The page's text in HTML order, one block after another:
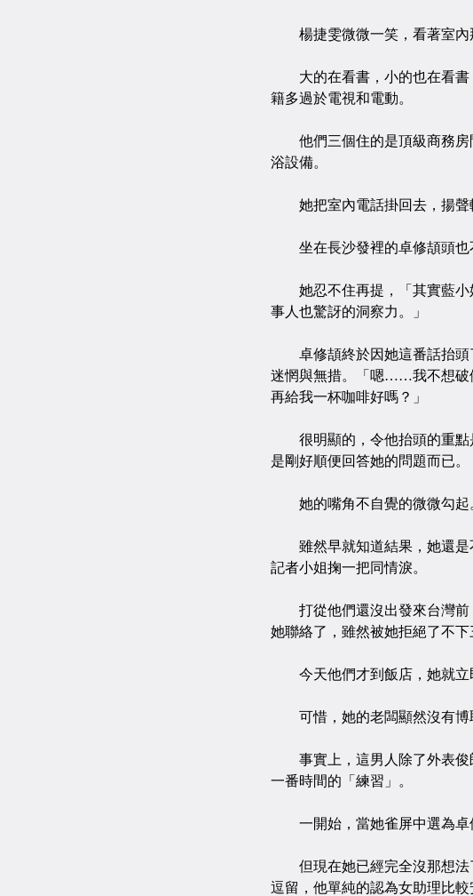
楊捷雯微微一笑，看著室內
大的在看書，小的也在看書
籍多過於電視和電動。
他們三個住的是頂級商務房
浴設備。
她把室內電話掛回去，揚聲
坐在長沙發裡的卓修頡頭也
她忍不住再提，「其實藍小
事人也驚訝的洞察力。」
卓修頡終於因她這番話抬頭
迷惘與無措。「嗯……我不想破
再給我一杯咖啡好嗎？」
很明顯的，令他抬頭的重點
是剛好順便回答她的問題而已。
她的嘴角不自覺的微微勾起
雖然早就知道結果，她還是
記者小姐掬一把同情淚。
打從他們還沒出發來台灣前
她聯絡了，雖然被她拒絕了不
今天他們才到飯店，她就立
可惜，她的老闆顯然沒有博
事實上，這男人除了外表俊
一番時間的「練習」。
一開始，當她雀屏中選為卓
但現在她已經完全沒那想法
逗留，他單純的認為女助理比較